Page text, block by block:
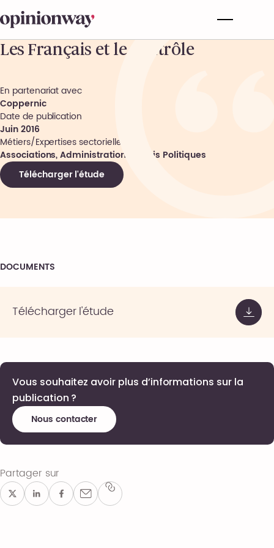
Les Français et le contrôle
En partenariat avec
Coppernic
Date de publication
Juin 2016
Métiers/Expertises sectorielles
Associations, Administrations, Partis Politiques
Télécharger l'étude
DOCUMENTS
Télécharger l'étude
Vous souhaitez avoir plus d’informations sur la
publication ?
Nous contacter
Partager sur